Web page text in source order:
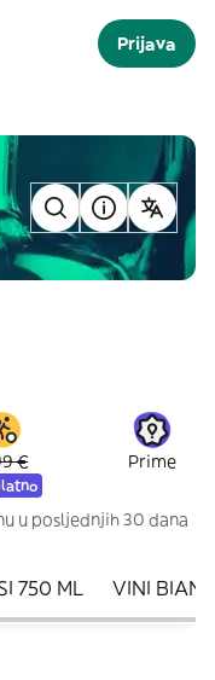
Prijava
€ Prime
u posljednjih 30 dana
750 ML VINI